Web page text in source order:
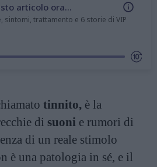
articolo ora...
sintomi, trattamento e 6 storie di VIP
tinnito, è la
di suoni e rumori di
di un reale stimolo
è una patologia in sé, e il